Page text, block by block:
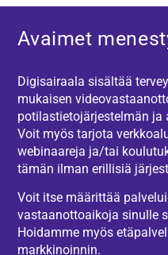
Avaimet
Digisairaala sisältää
mukaisen
potilastietojärjestelmän ja
Voit myös tarjota
webinaareja ja/tai
tämän ilman erillisiä
Voit itse määrittää
vastaanottoaikoja sinulle
Hoidamme myös
markkinoinnin.